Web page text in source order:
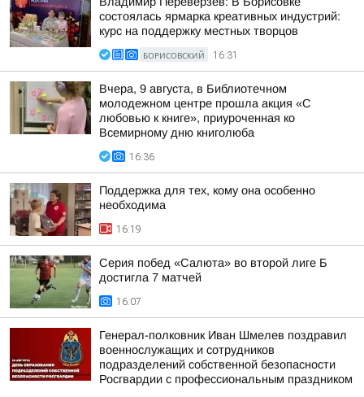
состоялась ярмарка креативных индустрий:
курс на поддержку местных творцов
БОРИСОВСКИЙ 16:31
Вчера, 9 августа, в Библиотечном
молодежном центре прошла акция «С
любовью к книге», приуроченная ко
Всемирному дню книголюба
16:36
Поддержка для тех, кому она особенно
необходима
16:19
Серия побед «Салюта» во второй лиге Б
достигла 7 матчей
16:07
Генерал-полковник Иван Шмелев поздравил
военнослужащих и сотрудников
подразделений собственной безопасности
Росгвардии с профессиональным праздником